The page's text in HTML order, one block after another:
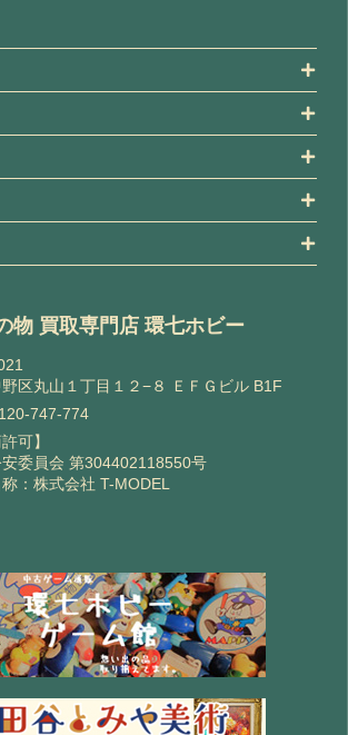
物 買取専門店 環七ホビー
区丸山１丁目１２−８ ＥＦＧビル B1F
747-774
可】
委員会 第304402118550号
：株式会社 T-MODEL